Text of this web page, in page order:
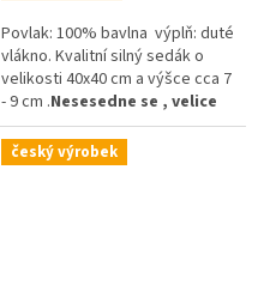
Povlak: 100% bavlna výplň: duté
vlákno. Kvalitní silný sedák o
velikosti 40x40 cm a výšce cca 7
- 9 cm .Nesesedne se , velice
krásný a kvalitní sedák
český výrobek